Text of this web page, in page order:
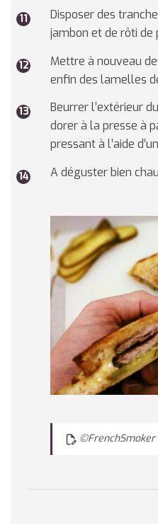
Disposer des
jambon et de rôti de
Mettre à nouveau
enfin des lamelles
Beurrer l’extérieur
dorer à la presse à
pressant à l’aide
A déguster bien
©FrenchSmoker